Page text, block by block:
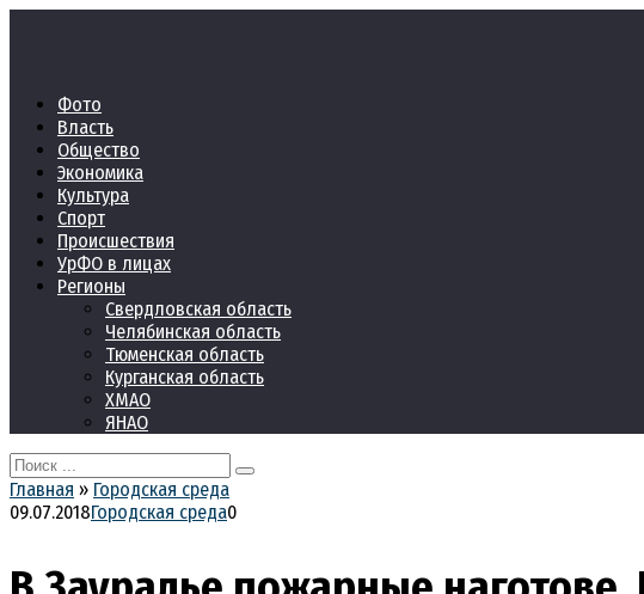
Фото
Власть
Общество
Экономика
Культура
Спорт
Происшествия
УрФО в лицах
Регионы
Свердловская область
Челябинская область
Тюменская область
Курганская область
ХМАО
ЯНАО
Search
for:
Главная » Городская среда
09.07.2018Городская среда0